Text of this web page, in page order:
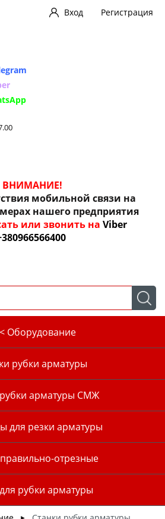
Вход Регистрация
ВНИМАНИЕ!
мобильной связи на
нашего предприятия
или звонить на Viber
Оборудование
рубки арматуры
арматуры СМЖ
для резки арматуры
отрезные
рубки арматуры